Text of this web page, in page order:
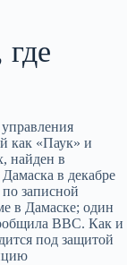
как «Паук» и
найден в
в декабре
записной
в Дамаске; один
BBC. Как и
под защитой